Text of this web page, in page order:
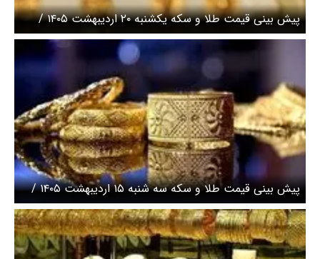
پیش بینی قیمت طلا و سکه یکشنبه ۲۰ اردیبهشت ۱۴۰۵ /
طلا عقب‌ماندگی روز شنبه را جبران می‌کند؟
پیش بینی قیمت طلا و سکه سه شنبه ۱۵ اردیبهشت ۱۴۰۵ /
سکه امامی ۵۰۰ هزار تومان رشد کرد